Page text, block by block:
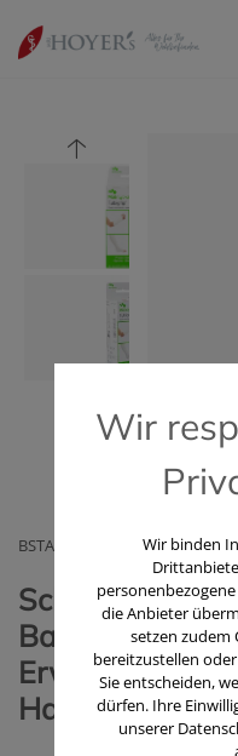
BSTAENDIG
Bandagen F
Hautfarben
Wir
Wir binden
die Anbieter
setzen zudem
bereitzustellen
Sie entscheiden,
dürfen. Ihre
unserer